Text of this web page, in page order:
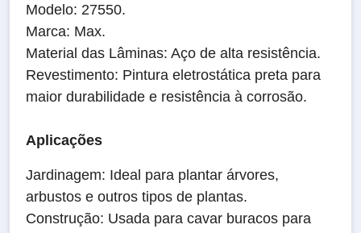
Modelo: 27550.
Marca: Max.
Material das Lâminas: Aço de alta resistência.
Revestimento: Pintura eletrostática preta para
maior durabilidade e resistência à corrosão.
Aplicações
Jardinagem: Ideal para plantar árvores,
arbustos e outros tipos de plantas.
Construção: Usada para cavar buracos para